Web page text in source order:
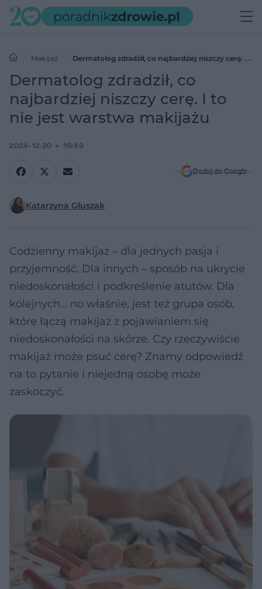
Makijaż
Dermatolog zdradził, co najbardziej niszczy cerę. I to
nie jest warstwa makijażu
Dermatolog zdradził, co
najbardziej niszczy cerę. I to
nie jest warstwa makijażu
2024-12-20 15:49
Dodaj do Google
Katarzyna Głuszak
Codzienny makijaż – dla jednych pasja i
przyjemność. Dla innych – sposób na ukrycie
niedoskonałości i podkreślenie atutów. Dla
kolejnych... no właśnie, jest też grupa osób,
które łączą makijaż z pojawianiem się
niedoskonałości na skórze. Czy rzeczywiście
makijaż może psuć cerę? Znamy odpowiedź
na to pytanie i niejedną osobę może
zaskoczyć.